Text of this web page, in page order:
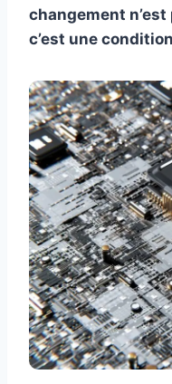
changement
c’est une